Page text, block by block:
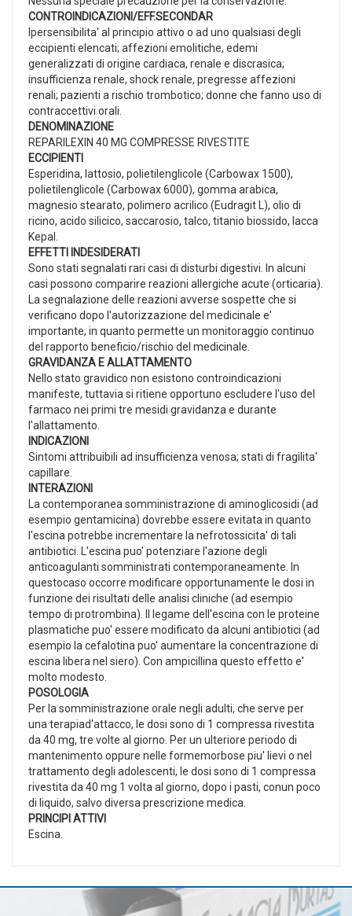
CONTROINDICAZIONI/EFF.SECONDAR
Ipersensibilita' al principio attivo o ad uno qualsiasi degli
eccipienti elencati; affezioni emolitiche, edemi
generalizzati di origine cardiaca, renale e discrasica;
insufficienza renale, shock renale, pregresse affezioni
renali; pazienti a rischio trombotico; donne che fanno uso di
contraccettivi orali.
DENOMINAZIONE
REPARILEXIN 40 MG COMPRESSE RIVESTITE
ECCIPIENTI
Esperidina, lattosio, polietilenglicole (Carbowax 1500),
polietilenglicole (Carbowax 6000), gomma arabica,
magnesio stearato, polimero acrilico (Eudragit L), olio di
ricino, acido silicico, saccarosio, talco, titanio biossido, lacca
Kepal.
EFFETTI INDESIDERATI
Sono stati segnalati rari casi di disturbi digestivi. In alcuni
casi possono comparire reazioni allergiche acute (orticaria).
La segnalazione delle reazioni avverse sospette che si
verificano dopo l'autorizzazione del medicinale e'
importante, in quanto permette un monitoraggio continuo
del rapporto beneficio/rischio del medicinale.
GRAVIDANZA E ALLATTAMENTO
Nello stato gravidico non esistono controindicazioni
manifeste, tuttavia si ritiene opportuno escludere l'uso del
farmaco nei primi tre mesidi gravidanza e durante
l'allattamento.
INDICAZIONI
Sintomi attribuibili ad insufficienza venosa; stati di fragilita'
capillare.
INTERAZIONI
La contemporanea somministrazione di aminoglicosidi (ad
esempio gentamicina) dovrebbe essere evitata in quanto
l'escina potrebbe incrementare la nefrotossicita' di tali
antibiotici. L'escina puo' potenziare l'azione degli
anticoagulanti somministrati contemporaneamente. In
questocaso occorre modificare opportunamente le dosi in
funzione dei risultati delle analisi cliniche (ad esempio
tempo di protrombina). Il legame dell'escina con le proteine
plasmatiche puo' essere modificato da alcuni antibiotici (ad
esempio la cefalotina puo' aumentare la concentrazione di
escina libera nel siero). Con ampicillina questo effetto e'
molto modesto.
POSOLOGIA
Per la somministrazione orale negli adulti, che serve per
una terapiad'attacco, le dosi sono di 1 compressa rivestita
da 40 mg, tre volte al giorno. Per un ulteriore periodo di
mantenimento oppure nelle formemorbose piu' lievi o nel
trattamento degli adolescenti, le dosi sono di 1 compressa
rivestita da 40 mg 1 volta al giorno, dopo i pasti, conun poco
di liquido, salvo diversa prescrizione medica.
PRINCIPI ATTIVI
Escina.